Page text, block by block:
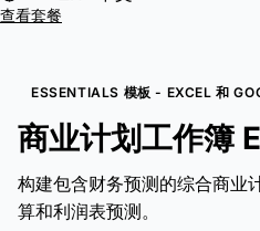
查看套餐
ESSENTIALS 模板 - EXCEL 和
商业计划工作簿
构建包含财务预测的综合商业
算和利润表预测。